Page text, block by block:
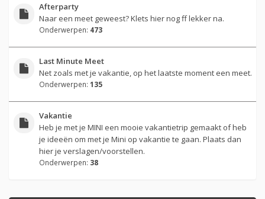
Afterparty
Naar een meet geweest? Klets hier nog ff lekker na.
Onderwerpen: 473
Last Minute Meet
Net zoals met je vakantie, op het laatste moment een meet.
Onderwerpen: 135
Vakantie
Heb je met je MINI een mooie vakantietrip gemaakt of heb
je ideeën om met je Mini op vakantie te gaan. Plaats dan
hier je verslagen/voorstellen.
Onderwerpen: 38